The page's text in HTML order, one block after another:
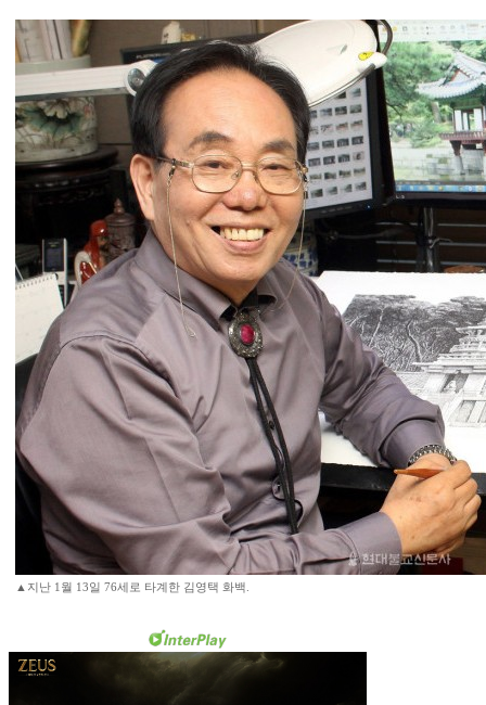
▲지난 1월 13일 76세로 타계한 김영택 화백.